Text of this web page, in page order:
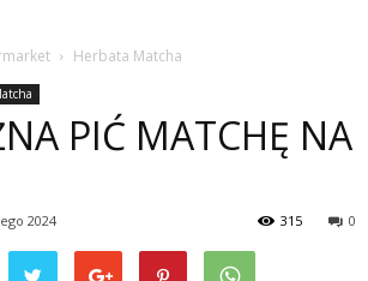
Herbata Matcha
PIĆ MATCHĘ NA
2024 0
315